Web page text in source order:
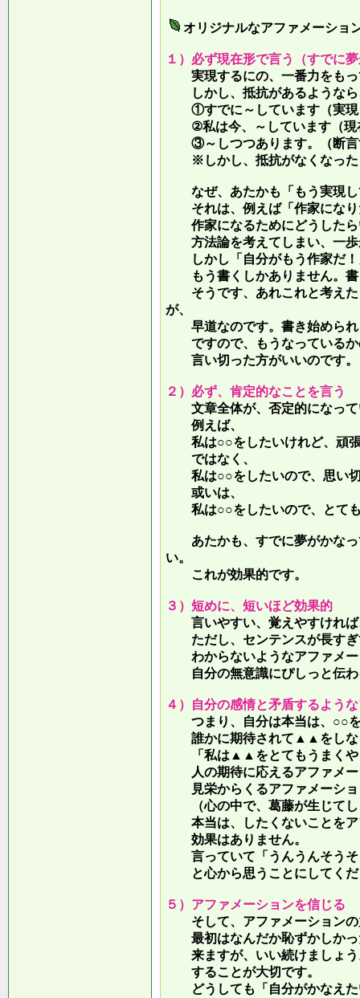
オリジナルなアファメーショ
１）必ず現在形で言う（すでに
実現するにの、一番力をもっ
しかし、抵抗があるような
①すでに～しています（実現
②私は今、～しています（現
③～しつつあります。（断言
※しかし、抵抗がなくなった
なぜ、あたかも「もう実現し
それは、例えば「作家になり
作家になるためにどうしたら
方法論を考えてしまい、一歩
しかし「自分がもう作家だ！
もう書くしかありません。書
そうです、あれこれと考えた
が、
早道なのです。書き始められ
ですので、もうなっているか
言い切った方がいいのです。
２）必ず、肯定的なことを言う
文章全体が、否定的になっ
例えば、
私は○○をしたいけれど、頑張
ではなく、
私は○○をしたいので、思い切
或いは、
私は○○をしたいので、とても
あたかも、すでに夢がかなっ
い。
これが効果的です。
３）短めに、短いほど効果的
言いやすい、覚えやすければ
ただし、センテンスが長すぎ
わからないようなアファメー
自分の無意識にぴしっと伝わ
４）自分の感情と矛盾するよう
つまり、自分は本当は、○○を
誰かに期待されて▲▲をしな
「私は▲▲をとてもうまくや
人の期待に応えるアファメ
見栄からくるアファメーショ
（心の中で、葛藤が生じてし
本当は、したくないことをア
効果はありません。
言っていて 「うんうんそう
と心から思うことにしてくだ
５）アファメーションを信じる
そして、アファメーションの
最初はなんだか恥ずかしかっ
来ますが、いい続けましょう
することが大切です。
どうしても「自分がかなえた